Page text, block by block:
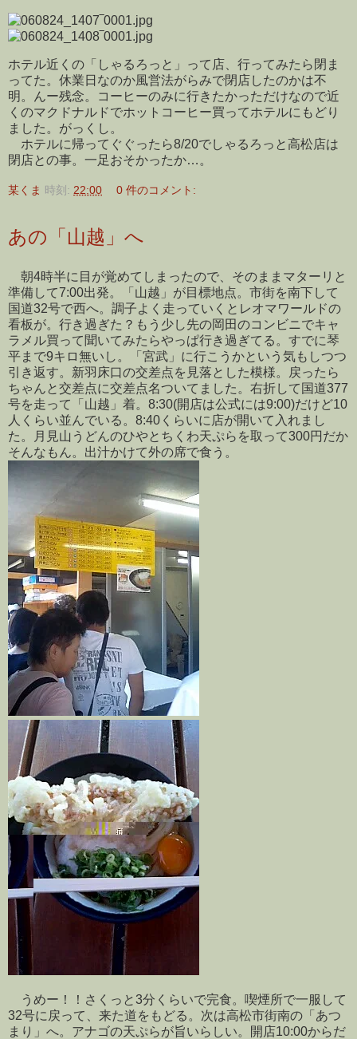
ホテル近くの「しゃるろっと」って店、行ってみたら閉ま
ってた。休業日なのか風営法がらみで閉店したのかは不
明。んー残念。コーヒーのみに行きたかっただけなので近
くのマクドナルドでホットコーヒー買ってホテルにもどり
ました。がっくし。
ホテルに帰ってぐぐったら8/20でしゃるろっと高松店は
閉店との事。一足おそかったか…。
某くま 時刻: 22:00 0 件のコメント:
あの「山越」へ
朝4時半に目が覚めてしまったので、そのままマターリと
準備して7:00出発。「山越」が目標地点。市街を南下して
国道32号で西へ。調子よく走っていくとレオマワールドの
看板が。行き過ぎた？もう少し先の岡田のコンビニでキャ
ラメル買って聞いてみたらやっぱ行き過ぎてる。すでに琴
平まで9キロ無いし。「宮武」に行こうかという気もしつつ
引き返す。新羽床口の交差点を見落とした模様。戻ったら
ちゃんと交差点に交差点名ついてました。右折して国道377
号を走って「山越」着。8:30(開店は公式には9:00)だけど10
人くらい並んでいる。8:40くらいに店が開いて入れまし
た。月見山うどんのひやとちくわ天ぷらを取って300円だか
そんなもん。出汁かけて外の席で食う。
うめー！！さくっと3分くらいで完食。喫煙所で一服して
32号に戻って、来た道をもどる。次は高松市街南の「あつ
まり」へ。アナゴの天ぷらが旨いらしい。開店10:00からだ